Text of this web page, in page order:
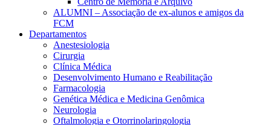
ALUMNI – Associação de ex-alunos e amigos da
FCM
Departamentos
Anestesiologia
Cirurgia
Clínica Médica
Desenvolvimento Humano e Reabilitação
Farmacologia
Genética Médica e Medicina Genômica
Neurologia
Oftalmologia e Otorrinolaringologia